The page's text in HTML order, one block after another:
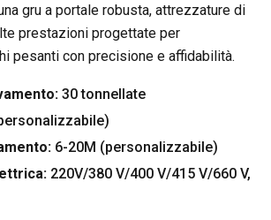
gru a portale robusta, attrezzature di
prestazioni progettate per
pesanti con precisione e affidabilità.
30 tonnellate
6-20M (personalizzabile)
220V/380 V/400 V/415 V/660 V,